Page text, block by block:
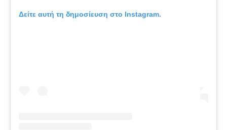
Δείτε αυτή τη δημοσίευση στο Instagram.